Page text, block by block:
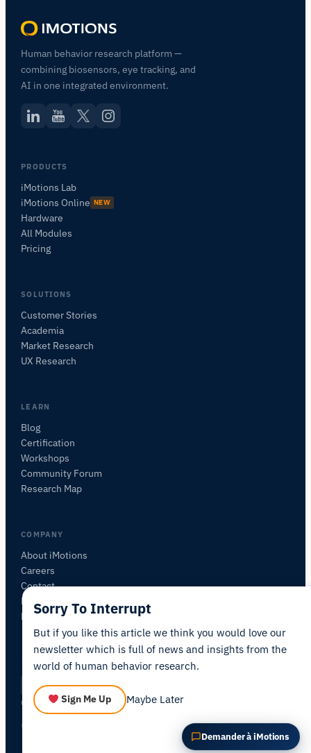
Human behavior research platform —
combining biosensors, eye tracking, and
AI in one integrated environment.
PRODUCTS
iMotions Lab
iMotions Online NEW
Hardware
All Modules
Pricing
SOLUTIONS
Customer Stories
Academia
Market Research
UX Research
LEARN
Blog
Certification
Workshops
Community Forum
Research Map
COMPANY
About iMotions
Careers
Contact
My iMotions
Newsletter
FR |Privacy Policy
Cookie Settings
© 2026 iMotions A/S. All rights reserved.
Demander à iMotions
Posez des questions sur les méthodes de
POSER UNE QUESTION SUR CET ARTICLE
Résumer cet article
Sorry To Interrupt
But if you like this article we think you would love our
newsletter which is full of news and insights from the
world of human behavior research.
Sign Me Up Maybe Later